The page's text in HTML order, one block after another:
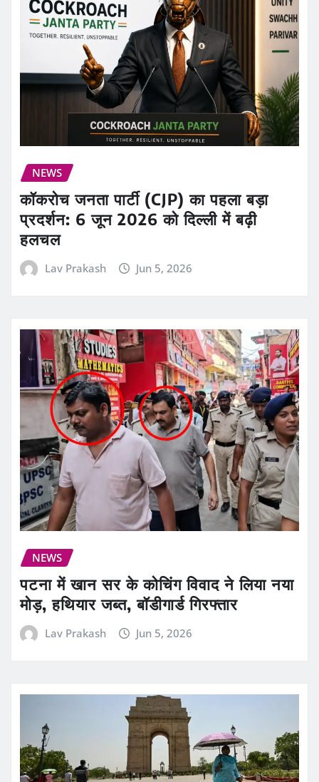
NEWS
कॉकरोच जनता पार्टी (CJP) का पहला बड़ा
प्रदर्शन: 6 जून 2026 को दिल्ली में बढ़ी
हलचल
Lav Prakash Jun 5, 2026
NEWS
पटना में खान सर के कोचिंग विवाद ने लिया नया
मोड़, हथियार जब्त, बॉडीगार्ड गिरफ्तार
Lav Prakash Jun 5, 2026